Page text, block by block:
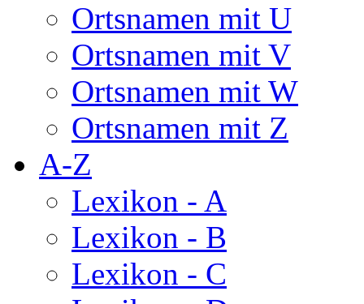
Ortsnamen mit U
Ortsnamen mit V
Ortsnamen mit W
Ortsnamen mit Z
A-Z
Lexikon - A
Lexikon - B
Lexikon - C